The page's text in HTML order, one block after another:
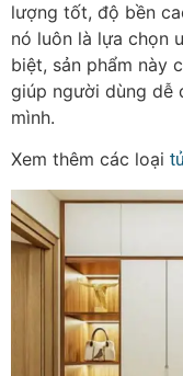
lượng tốt, độ bền
nó luôn là lựa chọn
biệt, sản phẩm này
giúp người dùng dễ
mình.
Xem thêm các loại